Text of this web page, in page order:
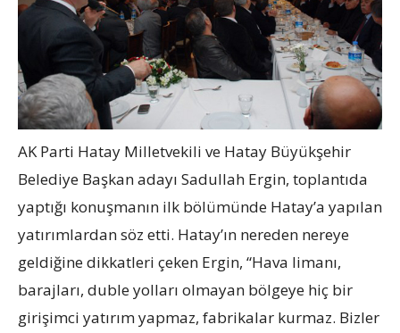
AK Parti Hatay Milletvekili ve Hatay Büyükşehir
Belediye Başkan adayı Sadullah Ergin, toplantıda
yaptığı konuşmanın ilk bölümünde Hatay’a yapılan
yatırımlardan söz etti. Hatay’ın nereden nereye
geldiğine dikkatleri çeken Ergin, “Hava limanı,
barajları, duble yolları olmayan bölgeye hiç bir
girişimci yatırım yapmaz, fabrikalar kurmaz. Bizler